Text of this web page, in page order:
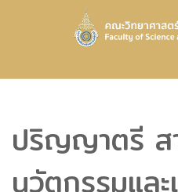
ปริญญาตรี ส
นวัตกรรมและ